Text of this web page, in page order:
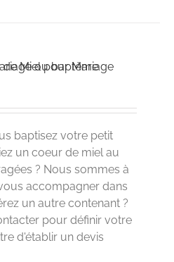
de Miel pour Mariage
baptisez votre petit
un coeur de miel au
? Nous sommes à
accompagner dans
un autre contenant ?
pour définir votre
d'établir un devis